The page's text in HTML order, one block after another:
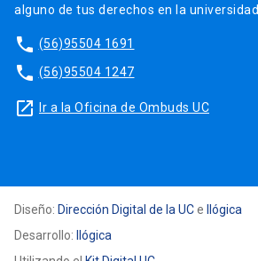
alguno de tus derechos en la universidad.
phone (56)95504 1691
phone (56)95504 1247
launch Ir a la Oficina de Ombuds UC
Diseño: Dirección Digital de la UCe
Ilógica
Desarrollo:
Ilógica